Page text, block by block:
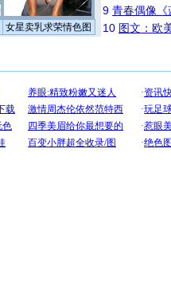
女星卖乳求荣情色图
9 青春偶像《
10 图文：欧